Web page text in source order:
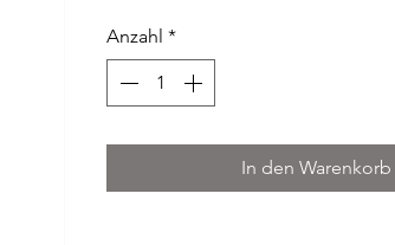
Anzahl *
In den Warenkorb